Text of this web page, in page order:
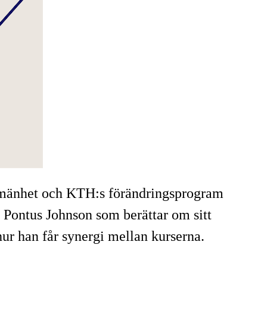
och KTH:s förändringsprogram
Johnson som berättar om sitt
han får synergi mellan kurserna.